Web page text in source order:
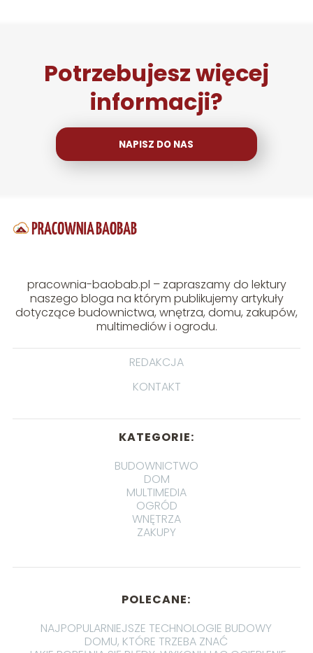
Potrzebujesz więcej
informacji?
NAPISZ DO NAS
pracownia-baobab.pl – zapraszamy do lektury
naszego bloga na którym publikujemy artykuły
dotyczące budownictwa, wnętrza, domu, zakupów,
multimediów i ogrodu.
REDAKCJA
KONTAKT
KATEGORIE:
BUDOWNICTWO
DOM
MULTIMEDIA
OGRÓD
WNĘTRZA
ZAKUPY
POLECANE:
NAJPOPULARNIEJSZE TECHNOLOGIE BUDOWY
DOMU, KTÓRE TRZEBA ZNAĆ